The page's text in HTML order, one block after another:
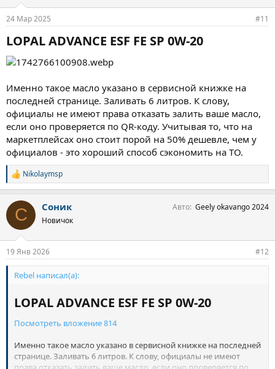
:
24 Мар 2025 #11
LOPAL ADVANCE ESF FE SP 0W-20​
Именно такое масло указано в сервисной книжке на
последней странице. Заливать 6 литров. К слову,
официалы не имеют права отказать залить ваше масло,
если оно проверяется по QR-коду. Учитывая то, что на
маркетплейсах оно стоит порой на 50% дешевле, чем у
официалов - это хороший способ сэкономить на ТО.
С
и
п
т
:
Nikolaymsp
С Соник
Новичок
Авто Geely okavango 2024
19 Янв 2026 #12
Rebel написал(а):
LOPAL ADVANCE ESF FE SP 0W-20​
Посмотреть вложение 814
Именно такое масло указано в сервисной книжке на последней
странице. Заливать 6 литров. К слову, официалы не имеют